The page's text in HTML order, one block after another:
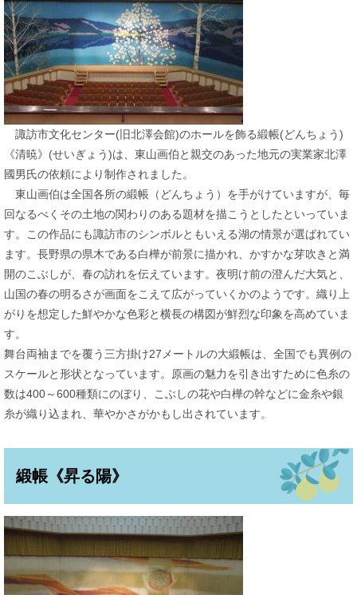
諏訪市文化センター(旧北澤会館)のホールを飾る緞帳(どんちょう)
《清暁》(せいぎょう)は、東山画伯と親交のあった地元の実業家北澤
國男氏の依頼により制作されました。
東山画伯は全国各所の緞帳（どんちょう）を手がけていますが、毎
回なるべくその土地の関わりのある題材を描こうとしたといっていま
す。この作品にも諏訪市のシンボルともいえる湖の情景が選ばれてい
ます。長野県の県木である白樺が前景に描かれ、かすかな芽吹きと満
開のこぶしが、春の訪れを伝えています。夜明け前の澄んだ大気と、
山国の春の明るさが画面をこえて広がっていくかのようです。織り上
がりを想定した鮮やかな色彩と横長の構図が鮮烈な印象を高めていま
す。
舞台両袖までを覆う三方掛け27メートルの大緞帳は、全国でも異例の
スケールと形状となっています。原画の魅力を引き出すために色糸の
数は400～600種類にのぼり、こぶしの花や白樺の幹などに金糸や銀
糸が織り込まれ、華やかさがかもし出されています。
緞帳《昇る陽》